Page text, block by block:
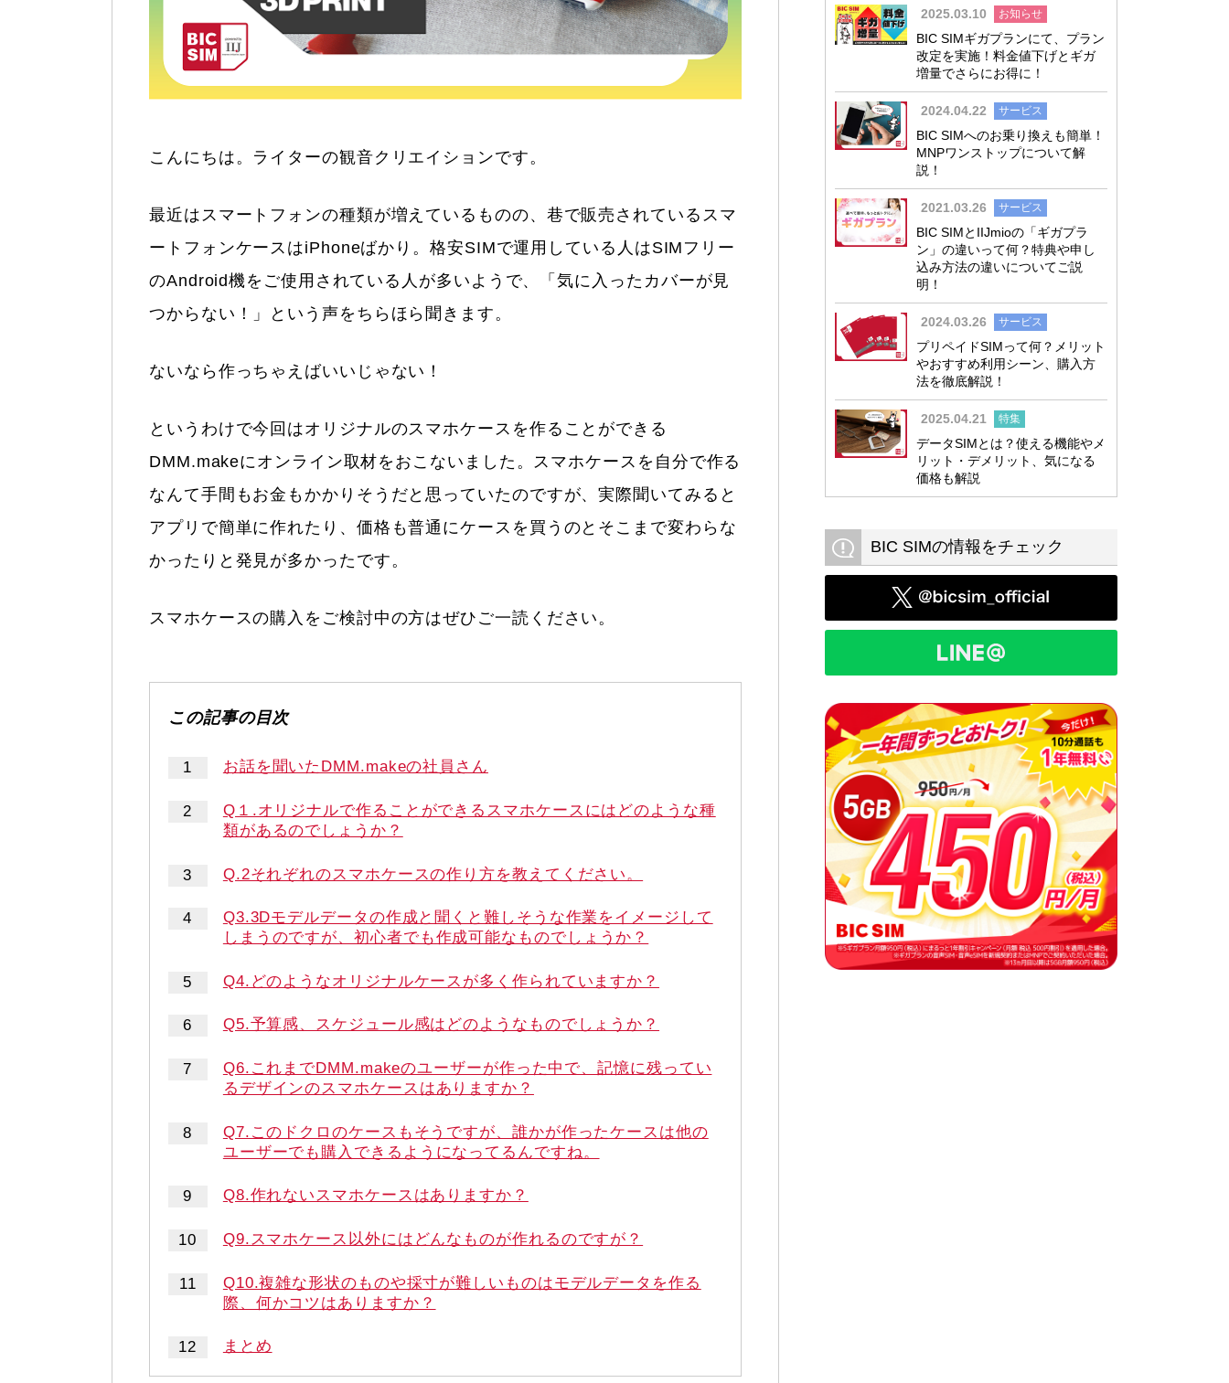
こんにちは。ライターの観音クリエイションです。
最近はスマートフォンの種類が増えているものの、巷で販売されているスマ
ートフォンケースはiPhoneばかり。格安SIMで運用している人はSIMフリー
のAndroid機をご使用されている人が多いようで、「気に入ったカバーが見
つからない！」という声をちらほら聞きます。
ないなら作っちゃえばいいじゃない！
というわけで今回はオリジナルのスマホケースを作ることができる
DMM.makeにオンライン取材をおこないました。スマホケースを自分で作る
なんて手間もお金もかかりそうだと思っていたのですが、実際聞いてみると
アプリで簡単に作れたり、価格も普通にケースを買うのとそこまで変わらな
かったりと発見が多かったです。
スマホケースの購入をご検討中の方はぜひご一読ください。
お話を聞いたDMM.makeの社員さん
Q１.オリジナルで作ることができるスマホケースにはどのような種
類があるのでしょうか？
Q.2それぞれのスマホケースの作り方を教えてください。
Q3.3Dモデルデータの作成と聞くと難しそうな作業をイメージして
しまうのですが、初心者でも作成可能なものでしょうか？
Q4.どのようなオリジナルケースが多く作られていますか？
Q5.予算感、スケジュール感はどのようなものでしょうか？
Q6.これまでDMM.makeのユーザーが作った中で、記憶に残ってい
るデザインのスマホケースはありますか？
Q7.このドクロのケースもそうですが、誰かが作ったケースは他の
ユーザーでも購入できるようになってるんですね。
Q8.作れないスマホケースはありますか？
Q9.スマホケース以外にはどんなものが作れるのですが？
Q10.複雑な形状のものや採寸が難しいものはモデルデータを作る
際、何かコツはありますか？
まとめ
2025.03.10 お知らせ
BIC SIMギガプランにて、プラン
改定を実施！料金値下げとギガ
増量でさらにお得に！
2024.04.22 サービス
BIC SIMへのお乗り換えも簡単！
MNPワンストップについて解
説！
2021.03.26 サービス
BIC SIMとIIJmioの「ギガプラ
ン」の違いって何？特典や申し
込み方法の違いについてご説
明！
2024.03.26 サービス
プリペイドSIMって何？メリット
やおすすめ利用シーン、購入方
法を徹底解説！
2025.04.21 特集
データSIMとは？使える機能やメ
リット・デメリット、気になる
価格も解説
BIC SIMの情報をチェック